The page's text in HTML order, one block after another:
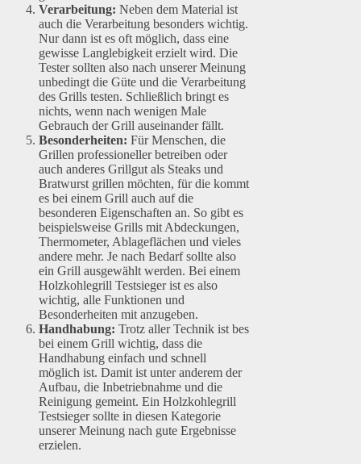
Verarbeitung: Neben dem Material ist
auch die Verarbeitung besonders wichtig.
Nur dann ist es oft möglich, dass eine
gewisse Langlebigkeit erzielt wird. Die
Tester sollten also nach unserer Meinung
unbedingt die Güte und die Verarbeitung
des Grills testen. Schließlich bringt es
nichts, wenn nach wenigen Male
Gebrauch der Grill auseinander fällt.
Besonderheiten: Für Menschen, die
Grillen professioneller betreiben oder
auch anderes Grillgut als Steaks und
Bratwurst grillen möchten, für die kommt
es bei einem Grill auch auf die
besonderen Eigenschaften an. So gibt es
beispielsweise Grills mit Abdeckungen,
Thermometer, Ablageflächen und vieles
andere mehr. Je nach Bedarf sollte also
ein Grill ausgewählt werden. Bei einem
Holzkohlegrill Testsieger ist es also
wichtig, alle Funktionen und
Besonderheiten mit anzugeben.
Handhabung: Trotz aller Technik ist bes
bei einem Grill wichtig, dass die
Handhabung einfach und schnell
möglich ist. Damit ist unter anderem der
Aufbau, die Inbetriebnahme und die
Reinigung gemeint. Ein Holzkohlegrill
Testsieger sollte in diesen Kategorie
unserer Meinung nach gute Ergebnisse
erzielen.